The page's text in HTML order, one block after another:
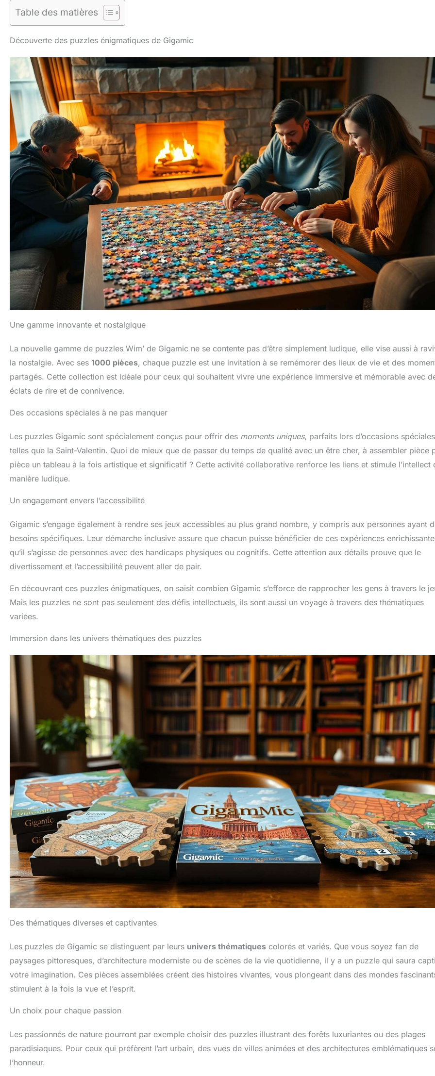
Table des matières
Découverte des puzzles énigmatiques de Gigamic
Une gamme innovante et nostalgique
La nouvelle gamme de puzzles Wim’ de Gigamic ne se contente pas d’être simplement ludique, elle vise aussi à
la nostalgie. Avec ses 1000 pièces, chaque puzzle est une invitation à se remémorer des lieux de vie et des
partagés. Cette collection est idéale pour ceux qui souhaitent vivre une expérience immersive et mémorable avec
éclats de rire et de connivence.
Des occasions spéciales à ne pas manquer
Les puzzles Gigamic sont spécialement conçus pour offrir des moments uniques, parfaits lors d’occasions spéciales
telles que la Saint-Valentin. Quoi de mieux que de passer du temps de qualité avec un être cher, à assembler pièce
pièce un tableau à la fois artistique et significatif ? Cette activité collaborative renforce les liens et stimule l’intellect
manière ludique.
Un engagement envers l’accessibilité
Gigamic s’engage également à rendre ses jeux accessibles au plus grand nombre, y compris aux personnes ayant
besoins spécifiques. Leur démarche inclusive assure que chacun puisse bénéficier de ces expériences
qu’il s’agisse de personnes avec des handicaps physiques ou cognitifs. Cette attention aux détails prouve que le
divertissement et l’accessibilité peuvent aller de pair.
En découvrant ces puzzles énigmatiques, on saisit combien Gigamic s’efforce de rapprocher les gens à travers le
Mais les puzzles ne sont pas seulement des défis intellectuels, ils sont aussi un voyage à travers des thématiques
variées.
Immersion dans les univers thématiques des puzzles
Des thématiques diverses et captivantes
Les puzzles de Gigamic se distinguent par leurs univers thématiques colorés et variés. Que vous soyez fan de
paysages pittoresques, d’architecture moderniste ou de scènes de la vie quotidienne, il y a un puzzle qui saura
votre imagination. Ces pièces assemblées créent des histoires vivantes, vous plongeant dans des mondes
stimulent à la fois la vue et l’esprit.
Un choix pour chaque passion
Les passionnés de nature pourront par exemple choisir des puzzles illustrant des forêts luxuriantes ou des plages
paradisiaques. Pour ceux qui préfèrent l’art urbain, des vues de villes animées et des architectures emblématiques
l’honneur.